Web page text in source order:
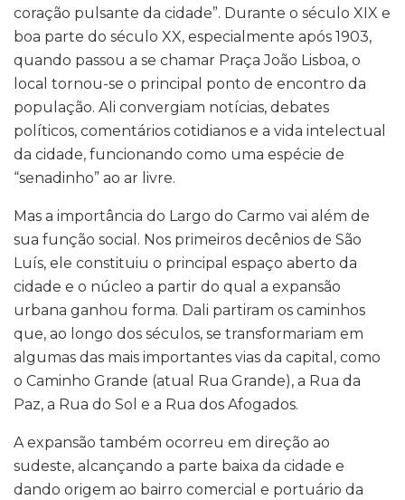
coração pulsante da cidade”. Durante o século XIX e
boa parte do século XX, especialmente após 1903,
quando passou a se chamar Praça João Lisboa, o
local tornou-se o principal ponto de encontro da
população. Ali convergiam notícias, debates
políticos, comentários cotidianos e a vida intelectual
da cidade, funcionando como uma espécie de
“senadinho” ao ar livre.
Mas a importância do Largo do Carmo vai além de
sua função social. Nos primeiros decênios de São
Luís, ele constituiu o principal espaço aberto da
cidade e o núcleo a partir do qual a expansão
urbana ganhou forma. Dali partiram os caminhos
que, ao longo dos séculos, se transformariam em
algumas das mais importantes vias da capital, como
o Caminho Grande (atual Rua Grande), a Rua da
Paz, a Rua do Sol e a Rua dos Afogados.
A expansão também ocorreu em direção ao
sudeste, alcançando a parte baixa da cidade e
dando origem ao bairro comercial e portuário da